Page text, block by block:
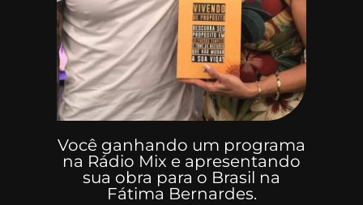
Você ganhando um programa
na Rádio Mix e apresentando
sua obra para o Brasil na
Fátima Bernardes.